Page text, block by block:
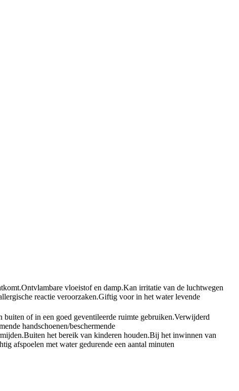
Ontvlambare vloeistof en damp.Kan irritatie van de luchtwegen
reactie veroorzaken.Giftig voor in het water levende
buiten of in een goed geventileerde ruimte gebruiken.Verwijderd
handschoenen/beschermende
Buiten het bereik van kinderen houden.Bij het inwinnen van
afspoelen met water gedurende een aantal minuten